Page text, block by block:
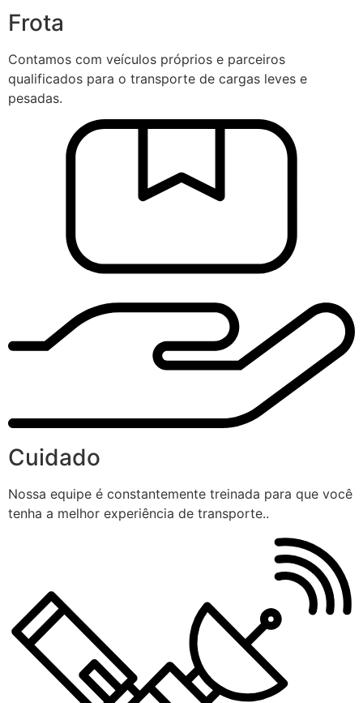
Frota
Contamos com veículos próprios e parceiros
qualificados para o transporte de cargas leves e
pesadas.
Cuidado
Nossa equipe é constantemente treinada para que você
tenha a melhor experiência de transporte..